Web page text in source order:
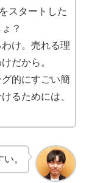
スタートした
？
け。売れる理
だから。
的にすごい簡
るためには、
。